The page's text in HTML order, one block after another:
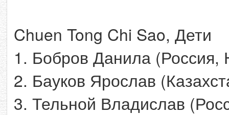
Chuen Tong Chi Sao, Дети
1. Бобров Данила (Россия,
2. Бауков Ярослав
3. Тельной Владислав